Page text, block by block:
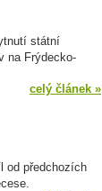
státní
na Frýdecko-
celý článek »
od předchozích